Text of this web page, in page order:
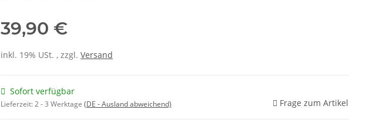
39,90 €
inkl. 19% USt. , zzgl. Versand
Sofort verfügbar
Lieferzeit:2 - 3 Werktage (DE - Ausland abweichend) Frage zum Artikel